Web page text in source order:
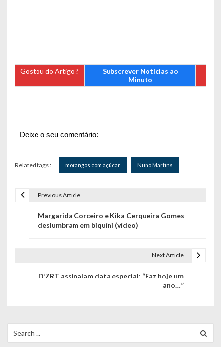
Gostou do Artigo ?
Subscrever Notícias ao
Minuto
Deixe o seu comentário:
Related tags : morangos com açúcar Nuno Martins
ã
Previous Article
Margarida Corceiro e Kika Cerqueira Gomes
deslumbram em biquíni (vídeo)
Next Article
D’ZRT assinalam data especial: “Faz hoje um
ano…”
for: